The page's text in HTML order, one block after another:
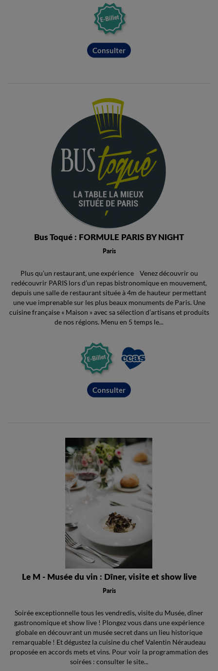
Consulter
Bus Toqué : FORMULE PARIS BY NIGHT
Paris
Plus qu’un restaurant, une expérience Venez découvrir ou
redécouvrir PARIS lors d’un repas bistronomique en mouvement,
depuis une salle de restaurant située à 4m de hauteur permettant
une vue imprenable sur les plus beaux monuments de Paris. Une
cuisine française « Maison » avec sa sélection d’artisans et produits
de nos régions. Menu en 5 temps le...
Consulter
Le M - Musée du vin : Dîner, visite et show live
Paris
Soirée exceptionnelle tous les vendredis, visite du Musée, dîner
gastronomique et show live ! Plongez vous dans une expérience
globale en découvrant un musée secret dans un lieu historique
remarquable ! Et dégustez la cuisine du chef Valentin Néraudeau
proposée en accords mets et vins. Pour voir la programmation des
soirées : consulter le site...